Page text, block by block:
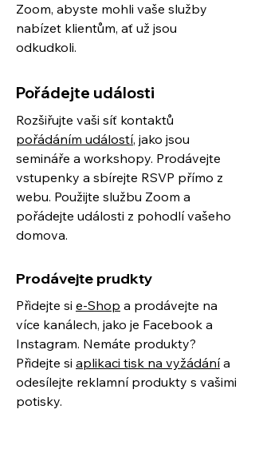
Zoom, abyste mohli vaše služby
nabízet klientům, ať už jsou
odkudkoli.
Pořádejte události
Rozšiřujte vaši síť kontaktů
pořádáním událostí, jako jsou
semináře a workshopy. Prodávejte
vstupenky a sbírejte RSVP přímo z
webu. Použijte službu Zoom a
pořádejte události z pohodlí vašeho
domova.
Prodávejte prudkty
Přidejte si e-Shop a prodávejte na
více kanálech, jako je Facebook a
Instagram. Nemáte produkty?
Přidejte si aplikaci tisk na vyžádánía
odesílejte reklamní produkty s vašimi
potisky.